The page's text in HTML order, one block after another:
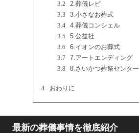
3.2 2.葬儀レビ
3.3 3.小さなお葬式
3.4 4.葬儀コンシェル
3.5 5.公益社
3.6 6.イオンのお葬式
3.7 7.アートエンディング
3.8 8.さいかつ葬祭センター
4 おわりに
最新の葬儀事情を徹底紹介